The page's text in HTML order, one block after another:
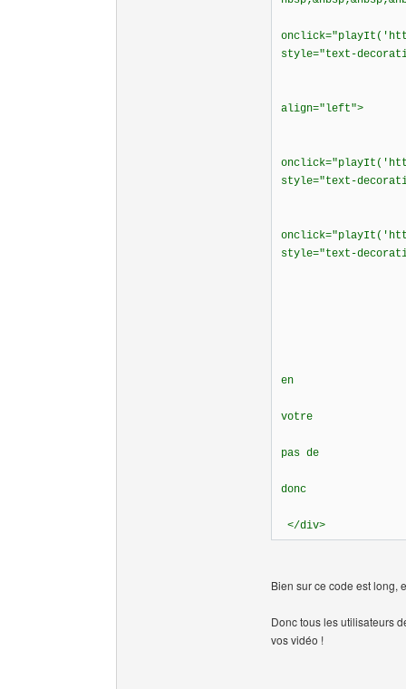
style="text-
align="left">
style="text-
style="text-
en
votre
pas de
donc
</div>
Bien sur ce code est long,
Donc tous les utilisateurs
vos vidéo !